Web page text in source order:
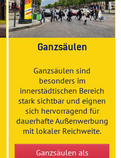
Ganzsäulen
Ganzsäulen sind
besonders im
innerstädtischen Bereich
stark sichtbar und eignen
sich hervorragend für
dauerhafte Außenwerbung
mit lokaler Reichweite.
Ganzsäulen als